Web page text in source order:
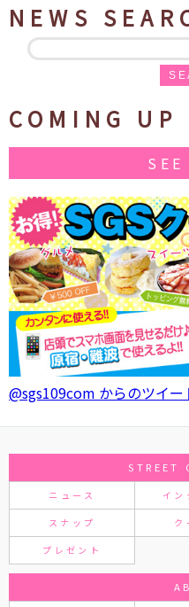
NEWS
COMING UP
SEE
@sgs109com からのツイー
STREET
ニュース イン
スナップ ク
プレゼント